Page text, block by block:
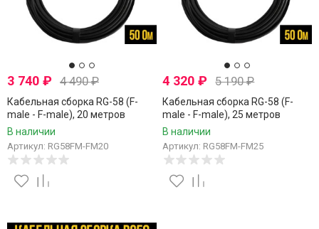
3 740 ₽ 4 490₽
Кабельная сборка RG-58 (F-
male - F-male), 20 метров
В наличии
Артикул: RG58FM-FM20
4 320₽ 5 190₽
Кабельная сборка RG-58 (F-
male - F-male), 25 метров
В наличии
Артикул: RG58FM-FM25